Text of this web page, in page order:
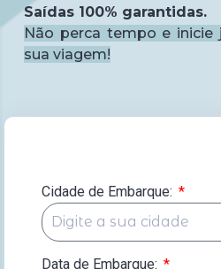
Cidade de Embarque:
Data de Embarque: *
Saídas 100% garantidas.
Não perca tempo e
sua viagem!